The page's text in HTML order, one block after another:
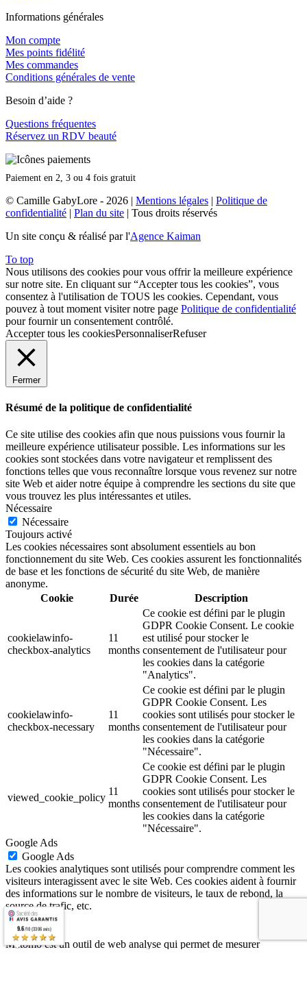
Informations générales
Mon compte
Mes points fidélité
Mes commandes
Conditions générales de vente
Besoin d’aide ?
Questions fréquentes
Réservez un RDV beauté
Paiement en 2, 3 ou 4 fois gratuit
© Camille GabyLore - 2026 | Mentions légales | Politique de
confidentialité | Plan du site | Tous droits réservés
Un site conçu & réalisé par l'Agence Kaiman
To top
Nous utilisons des cookies pour vous offrir la meilleure expérience
sur notre site. En cliquant sur “Accepter tous les cookies”, vous
consentez à l'utilisation de TOUS les cookies. Cependant, vous
pouvez à tout moment visiter notre page Politique de confidentialité
pour fournir un consentement contrôlé.
Accepter tous les cookiesPersonnaliserRefuser
Fermer
Résumé de la politique de confidentialité
Ce site utilise des cookies afin que nous puissions vous fournir la
meilleure expérience utilisateur possible. Les informations sur les
cookies sont stockées dans votre navigateur et remplissent des
fonctions telles que vous reconnaître lorsque vous revenez sur notre
site Web et aider notre équipe à comprendre les sections du site que
vous trouvez les plus intéressantes et utiles.
Nécessaire
Nécessaire
Toujours activé
Les cookies nécessaires sont absolument essentiels au bon
fonctionnement du site Web. Ces cookies assurent les fonctionnalités
de base et les fonctions de sécurité du site Web, de manière
anonyme.
Cookie
Durée Description
cookielawinfo-
checkbox-analytics
11
months
Ce cookie est défini par le plugin
GDPR Cookie Consent. Le cookie
est utilisé pour stocker le
consentement de l'utilisateur pour
les cookies dans la catégorie
"Analytics".
cookielawinfo-
checkbox-necessary
11
months
Ce cookie est défini par le plugin
GDPR Cookie Consent. Les
cookies sont utilisés pour stocker le
consentement de l'utilisateur pour
les cookies dans la catégorie
"Nécessaire".
viewed_cookie_policy
11
months
Ce cookie est défini par le plugin
GDPR Cookie Consent. Les
cookies sont utilisés pour stocker le
consentement de l'utilisateur pour
les cookies dans la catégorie
"Nécessaire".
Google Ads
Google Ads
Les cookies analytiques sont utilisés pour comprendre comment les
visiteurs interagissent avec le site Web. Ces cookies aident à fournir
des informations sur le nombre de visiteurs, le taux de rebond, la
source de trafic, etc.
Matomo
Matomo
Matomo est un outil de web analyse qui permet de mesurer
9.6/10 (3306 avis)
★★★★★